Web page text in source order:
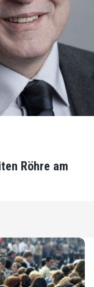
Röhre am